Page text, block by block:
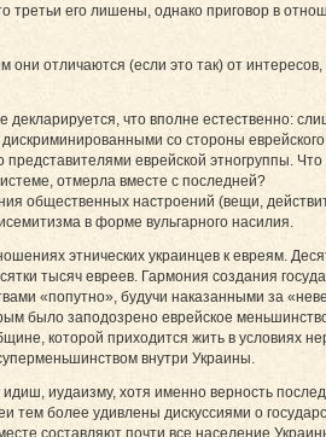
его лишены, однако приговор в
отличаются (если это так) от
что вполне естественно:
со стороны
еврейской этногруппы. Что
отмерла вместе с последней?
общественных настроений (вещи,
в форме вульгарного насилия.
этнических украинцев к евреям.
тысяч евреев. Гармония создания
«попутно», будучи наказанными за
было заподозрено еврейское
которой приходится жить в условиях
внут­ри Украины.
иудаизму, хотя именно верность
более удивлены дискуссиями о
составляют почти все население